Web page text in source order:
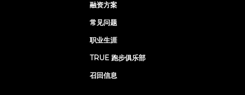
融资方案
常见问题
职业生涯
TRUE 跑步俱乐部
召回信息